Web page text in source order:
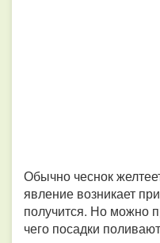
Обычно чеснок
явление возникает
получится. Но можно
чего посадки